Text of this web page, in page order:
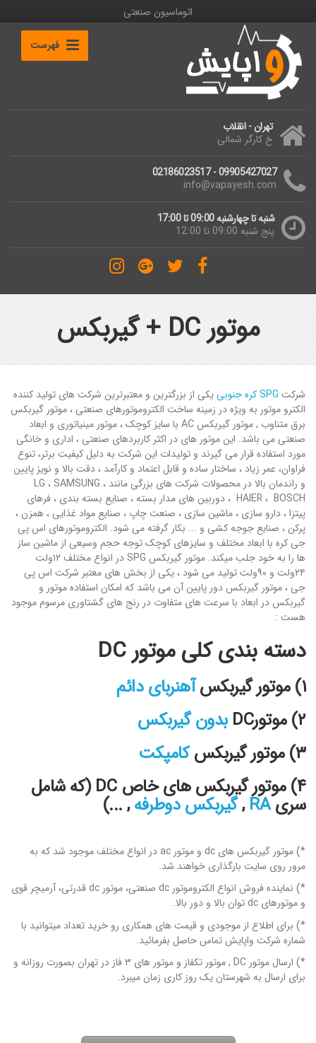
اتوماسیون صنعتی
فهرست
تهران - انقلاب
خ کارگر شمالی
09905427027 - 02186023517
info@vapayesh.com
شنبه تا چهارشنبه 09:00 تا 17:00
پنج شنبه 09:00 تا 12:00
موتور DC + گیربکس
شرکت SPG کره جنوبی
یکی از بزرگترین و معتبرترین شرکت های تولید کننده
الکترو موتور به ویژه در زمینه ساخت الکتروموتورهای صنعتی ، موتور گیربکس
برق متناوب , موتور گیربکس AC با سایز کوچک ، موتور مینیاتوری و ابعاد
صنعتی می باشد. این موتور های در اکثر کاربردهای صنعتی ، اداری و خانگی
مورد استفاده قرار می گیرند و تولیدات این شرکت به دلیل کیفیت برتر، تنوع
فراوان، عمر زیاد ، ساختار ساده و قابل اعتماد و کارآمد ، دقت بالا و نویز پایین
و راندمان بالا در محصولات شرکت های بزرگی مانند LG ، SAMSUNG ،
HAIER ، BOSCH ، دوربین های مدار بسته ، صنایع بسته بندی ، فرهای
پیتزا ، دارو سازی ، ماشین سازی ، صنعت چاپ ، صنایع مواد غذایی ، همزن ،
پرکن ، صنایع جوجه کشی و ... بکار گرفته می شود. الکتروموتورهای اس پی
جی کره با ابعاد مختلف و سایزهای کوچک توجه حجم وسیعی از ماشین ساز
ها را به خود جلب میکند. موتور گیربکس SPG در انواع مختلف ۱۲ولت
۲۴ولت و ۹۰ولت تولید می شود ، یکی از بخش های معتبر شرکت اس پی
جی ، موتور گیربکس دور پایین آن می باشد که امکان استفاده موتور و
گیربکس در ابعاد با سرعت های متفاوت در رنج های گشتاوری مرسوم موجود
هست :
دسته بندی کلی موتور DC
۱) موتور گیربکس
آهنربای دائم
۲) موتورDC
بدون گیربکس
۳) موتور گیربکس
کامپکت
۴) موتور گیربکس های خاص DC (که شامل
سریRA
,گیربکس دوطرفه, ...)
*) موتور گیربکس های dc و موتور ac در انواع مختلف موجود شد که به
مرور روی سایت بارگذاری خواهند شد.
*) نماینده فروش انواع الکتروموتور dc صنعتی، موتور dc قدرتی، آرمیچر قوی
و موتورهای dc توان بالا و دور بالا.
*) برای اطلاع از موجودی و قیمت های همکاری رو خرید تعداد میتوانید با
شماره شرکت واپایش تماس حاصل بفرمائید.
*) ارسال موتور DC , موتور تکفاز و موتور های ۳ فاز در تهران بصورت روزانه و
برای ارسال به شهرستان یک روز کاری زمان میبرد.